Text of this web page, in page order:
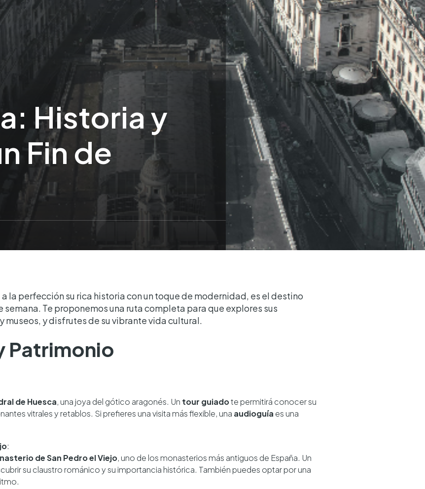
Historia y
Fin de
la perfección su rica historia con un toque de modernidad, es el destino
Te proponemos una ruta completa para que explores sus
museos, y disfrutes de su vibrante vida cultural.
Patrimonio
de Huesca, una joya del gótico aragonés. Un tour guiadote permitirá conocer su
vitrales y retablos. Si prefieres una visita más flexible, una audioguía es una
:
de San Pedro el Viejo, uno de los monasterios más antiguos de España. Un
su claustro románico y su importancia histórica. También puedes optar por una